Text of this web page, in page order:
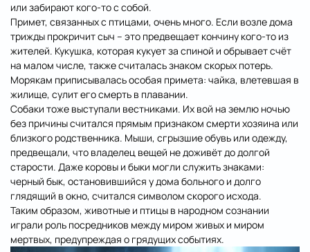
или забирают кого-то с собой.
Примет, связанных с птицами, очень много. Если возле дома
трижды прокричит сыч – это предвещает кончину кого-то из
жителей. Кукушка, которая кукует за спиной и обрывает счёт
на малом числе, также считалась знаком скорых потерь.
Морякам приписывалась особая примета: чайка, влетевшая в
жилище, сулит его смерть в плавании.
Собаки тоже выступали вестниками. Их вой на землю ночью
без причины считался прямым признаком смерти хозяина или
близкого родственника. Мыши, сгрызшие обувь или одежду,
предвещали, что владелец вещей не доживёт до долгой
старости. Даже коровы и быки могли служить знаками:
черный бык, остановившийся у дома больного и долго
глядящий в окно, считался символом скорого исхода.
Таким образом, животные и птицы в народном сознании
играли роль посредников между миром живых и миром
мертвых, предупреждая о грядущих событиях.